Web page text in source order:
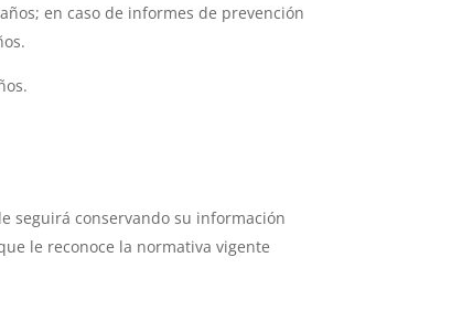
en caso de informes de prevención
seguirá conservando su información
le reconoce la normativa vigente